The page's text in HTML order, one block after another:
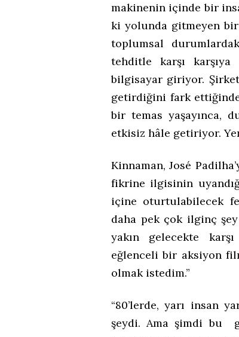
makinenin içinde bir
ki yolunda gitmeyen bir
toplumsal
tehditle karşı
bilgisayar giriyor.
getirdiğini fark
bir temas yaşayınca,
etkisiz hâle getiriyor.
Kinnaman, José
fikrine ilgisinin
içine oturtulabilecek
daha pek çok ilginç
yakın gelecekte
eğlenceli bir aksiyon
olmak istedim.”
“80’lerde, yarı insan
şeydi. Ama şimdi bu